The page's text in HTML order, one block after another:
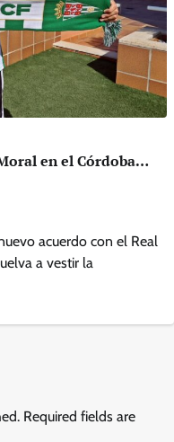
en el Córdoba…
acuerdo con el Real
a vestir la
Required fields are